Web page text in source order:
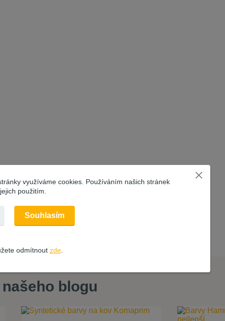
blogu
využíváme cookies. Používáním našich stránek
použitím.
Souhlasím
odmítnout zde.